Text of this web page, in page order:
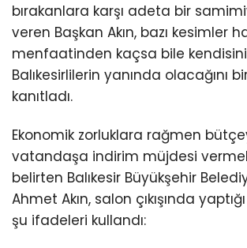
bırakanlara karşı adeta bir
veren Başkan Akın, bazı kesimler
menfaatinden kaçsa bile
Balıkesirlilerin yanında olacağını
kanıtladı.
Ekonomik zorluklara rağmen
vatandaşa indirim müjdesi
belirten Balıkesir Büyükşehir
Ahmet Akın, salon çıkışında
şu ifadeleri kullandı: